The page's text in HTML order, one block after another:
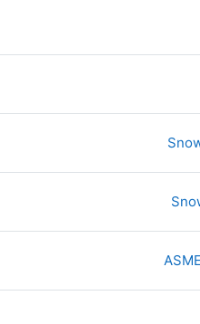
الكتروني
الكتروني
رابط الكتروني
رابط الكتروني
رابط الكتروني
الكتروني